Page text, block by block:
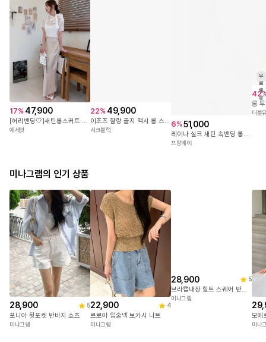
17% 47,900
[허리밴딩🤍]새틴롱스커트 펄롱치마 새틴스커트 여성 새틴 실크스커트 하객룩롱치마 허리밴딩치마
에세잇
22% 49,900
이조즈 찰랑 골지 맥시 롱 스커트-3color
시크블랙
6% 51,000
레이나 실크 새틴 속밴딩 롱스커트 [2COLOR]
프랑메이
무
료
배
송
42
더블
미나그램의 인기 상품
28,900 5
포니아 뒷포켓 반바지 쇼츠
미나그램
22,900 4
르로아 입술넥 보카시 니트
미나그램
28,900 5
브라캡내장 힐트 스퀘어 반팔캡원피스
미나그램
미나